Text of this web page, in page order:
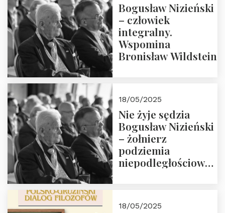
Bogusław Nizieński
– człowiek
integralny.
Wspomina
Bronisław Wildstein
18/05/2025
Nie żyje sędzia
Bogusław Nizieński
– żołnierz
podziemia
niepodległościowego
18/05/2025